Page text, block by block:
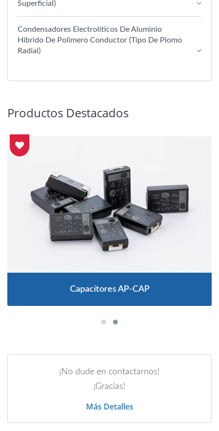
Superficial)
Condensadores Electrolíticos De Aluminio
Híbrido De Polímero Conductor (tipo De Plomo
Radial)
Productos Destacados
Capacitores AP-CAP
¡No dude en contactarnos!
¡Gracias!
Más Detalles